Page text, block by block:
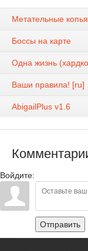
Метательные копья
Боссы на карте
Одна жизнь
Ваши правила! [ru]
AbigailPlus v1.6
Войдите:
Отправить